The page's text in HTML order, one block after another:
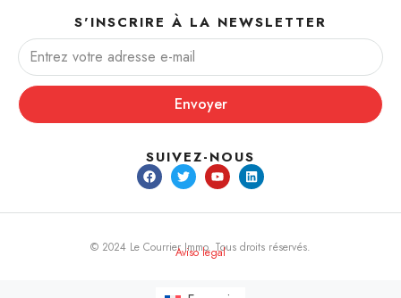
S'INSCRIRE À LA NEWSLETTER
Envoyer
SUIVEZ-NOUS
© 2024 Le Courrier Immo. Tous droits réservés.
Aviso legal